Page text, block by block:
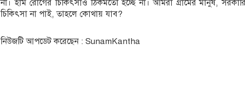
না। হাম রোগের চিকিৎসাও ঠিকমতো হচ্ছে না। আমরা গ্রামের মানুষ,
চিকিৎসা না পাই, তাহলে কোথায় যাব?
নিউজটি আপডেট করেছেন : SunamKantha